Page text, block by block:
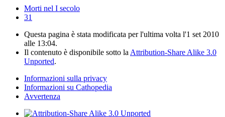
Morti nel I secolo
31
Questa pagina è stata modificata per l'ultima volta l'1 set 2010
alle 13:04.
Il contenuto è disponibile sotto laAttribution-Share Alike 3.0
Unported.
Informazioni sulla privacy
Informazioni su Cathopedia
Avvertenza